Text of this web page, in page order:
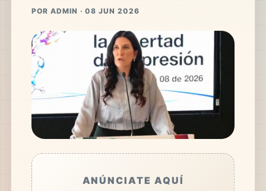
POR ADMIN · 08 JUN 2026
ANÚNCIATE AQUÍ